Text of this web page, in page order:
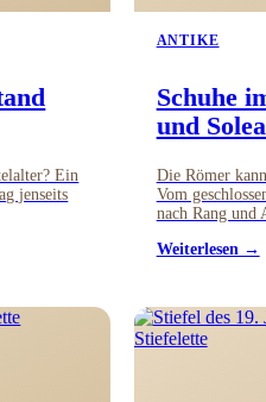
Ein
jenseits
ANTIKE
Schuhe
und
Die Römer
Vom
nach Rang und
Weiterlesen →